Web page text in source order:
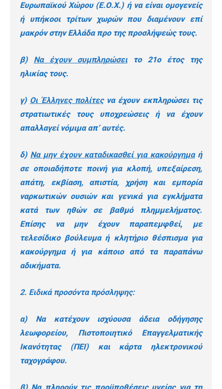
Ευρωπαϊκού Χώρου (Ε.Ο.Χ.) ή να είναι ομογενείς
ή υπήκοοι τρίτων χωρών που διαμένουν επί
μακρόν στην Ελλάδα προ της προσλήψεώς τους.
β) Να έχουν συμπληρώσειτο 21ο έτος της
ηλικίας τους.
γ) Οι Έλληνες πολίτεςνα έχουν εκπληρώσει τις
στρατιωτικές τους υποχρεώσεις ή να έχουν
απαλλαγεί νόμιμα απ’ αυτές.
δ) Να μην έχουν καταδικασθεί για κακούργημαή
σε οποιαδήποτε ποινή για κλοπή, υπεξαίρεση,
απάτη, εκβίαση, απιστία, χρήση και εμπορία
ναρκωτικών ουσιών και γενικά για εγκλήματα
κατά των ηθών σε βαθμό πλημμελήματος.
Επίσης να μην έχουν παραπεμφθεί, με
τελεσίδικο βούλευμα ή κλητήριο θέσπισμα για
κακούργημα ή για κάποιο από τα παραπάνω
αδικήματα.
2. Ειδικά προσόντα πρόσληψης:
α) Να κατέχουν ισχύουσα άδεια οδήγησης
λεωφορείου, Πιστοποιητικό Επαγγελματικής
Ικανότητας (ΠΕΙ) και κάρτα ηλεκτρονικού
ταχογράφου.